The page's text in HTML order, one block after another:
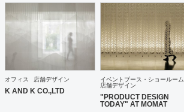
オフィス 店舗デザイン
K AND K CO.,LTD
イベントブース・ショールーム
店舗デザイン
"PRODUCT DESIGN
TODAY" AT MOMAT